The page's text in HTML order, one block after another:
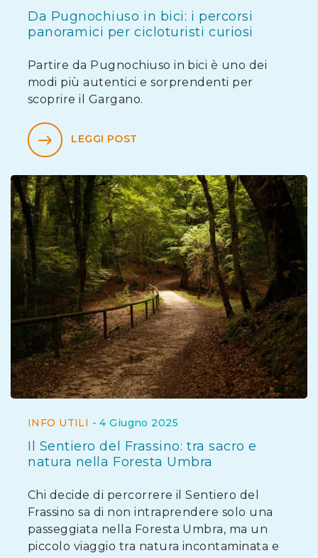
Da Pugnochiuso in bici: i percorsi
panoramici per cicloturisti curiosi
Partire da Pugnochiuso in bici è uno dei
modi più autentici e sorprendenti per
scoprire il Gargano.
LEGGI POST
INFO UTILI -4 Giugno 2025
Il Sentiero del Frassino: tra sacro e
natura nella Foresta Umbra
Chi decide di percorrere il Sentiero del
Frassino sa di non intraprendere solo una
passeggiata nella Foresta Umbra, ma un
piccolo viaggio tra natura incontaminata e